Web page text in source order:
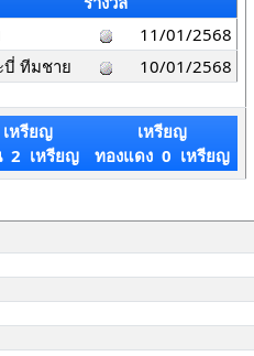
11/01/2568
บี่ ทีมชาย 10/01/2568
เหรียญ
2 เหรียญ
เหรียญ
ทองแดง 0 เหรียญ